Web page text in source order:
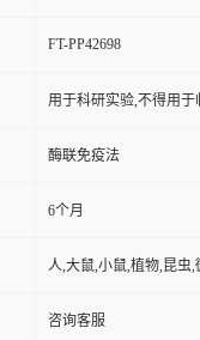
FT-PP42698
用于科研实验,不得用于
酶联免疫法
6个月
人,大鼠,小鼠,植物,昆虫,
咨询客服